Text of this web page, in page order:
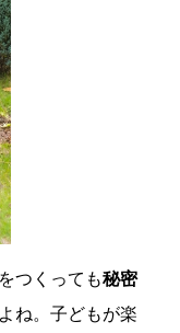
をつくっても秘密
ね。子どもが楽